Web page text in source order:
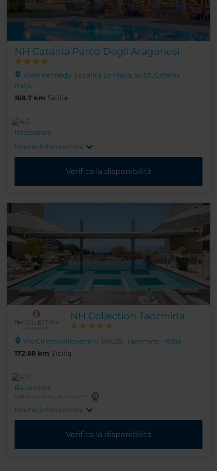
NH Catania Parco Degli Aragonesi
Viale Kennedy. Località La Playa, 95121, Catania -
Italia
168.7 km Sicilia
Recensioni
Mostra informazioni
Verifica la disponibilità
NH Collection Taormina
Via Circonvallazione 11, 98039, Taormina - Italia
172.88 km Sicilia
Recensioni
Certificato di Eccellenza 2025
Mostra informazioni
Verifica la disponibilità